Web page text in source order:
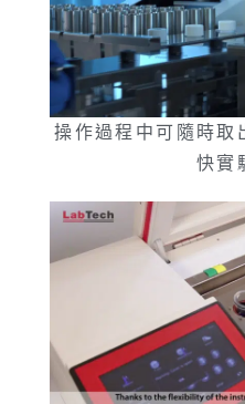
操作過程中可隨時取
快實